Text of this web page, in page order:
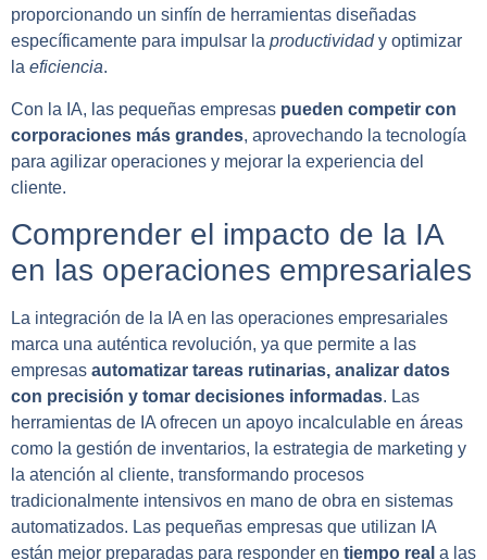
proporcionando un sinfín de herramientas diseñadas
específicamente para impulsar la productividady optimizar
la eficiencia.
Con la IA, las pequeñas empresas pueden competir con
corporaciones más grandes, aprovechando la tecnología
para agilizar operaciones y mejorar la experiencia del
cliente.
Comprender el impacto de la IA
en las operaciones empresariales
La integración de la IA en las operaciones empresariales
marca una auténtica revolución, ya que permite a las
empresas automatizar tareas rutinarias, analizar datos
con precisión y tomar decisiones informadas. Las
herramientas de IA ofrecen un apoyo incalculable en áreas
como la gestión de inventarios, la estrategia de marketing y
la atención al cliente, transformando procesos
tradicionalmente intensivos en mano de obra en sistemas
automatizados. Las pequeñas empresas que utilizan IA
están mejor preparadas para responder en tiempo real a las